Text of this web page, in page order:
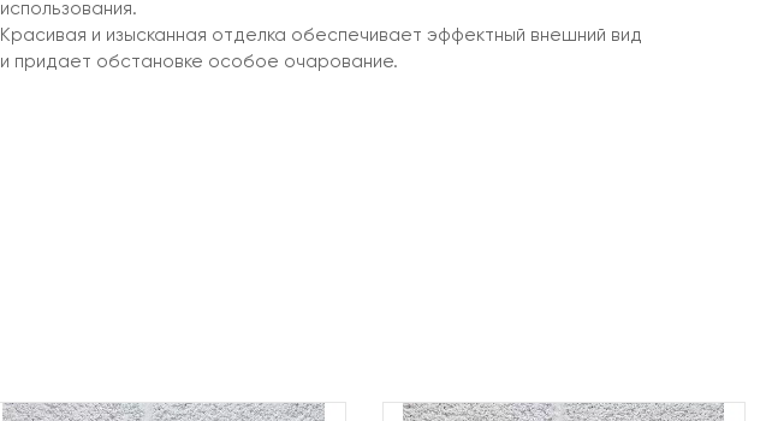
использования.
Красивая и изысканная отделка обеспечивает эффектный внешний вид
и придает обстановке особое очарование.